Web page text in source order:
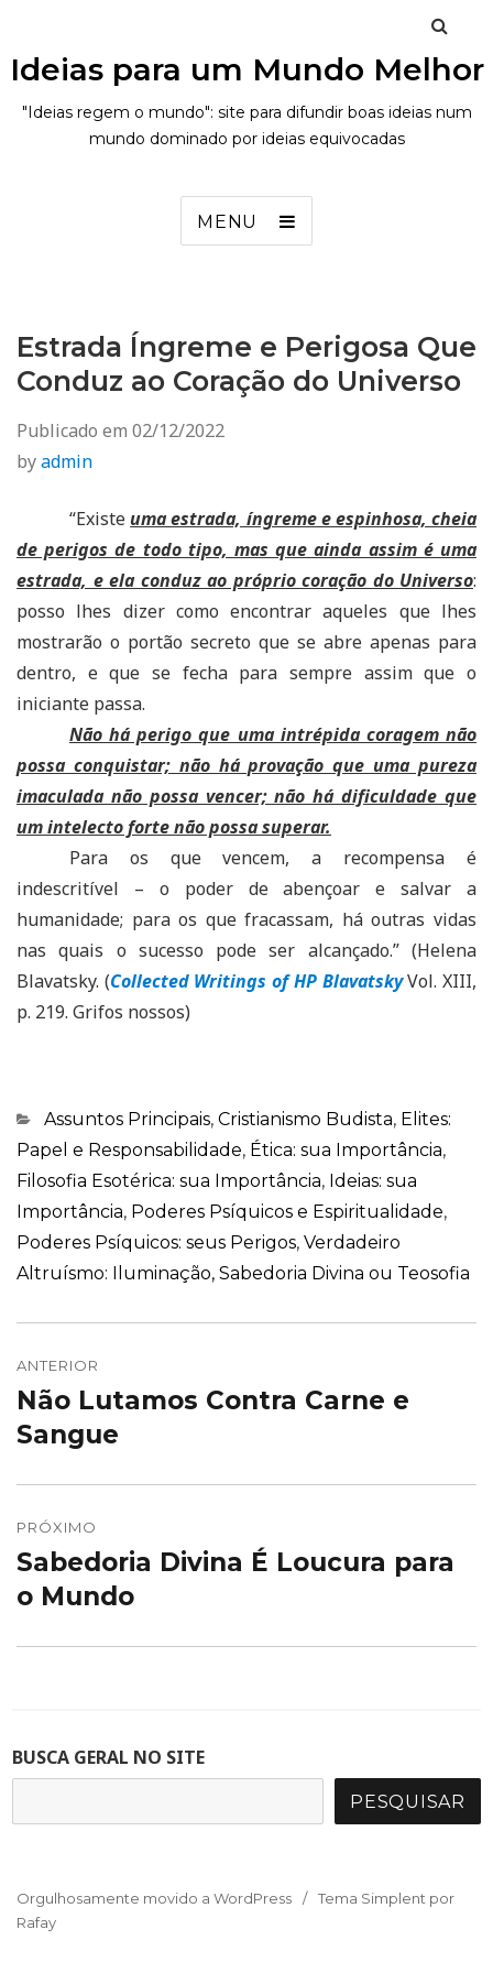
Ideias para um Mundo Melhor
"Ideias regem o mundo": site para difundir boas ideias num
mundo dominado por ideias equivocadas
MENU
Estrada Íngreme e Perigosa Que
Conduz ao Coração do Universo
Publicado em 02/12/2022
byadmin
“Existe uma estrada, íngreme e espinhosa, cheia
de perigos de todo tipo, mas que ainda assim é uma
estrada, e ela conduz ao próprio coração do Universo:
posso lhes dizer como encontrar aqueles que lhes
mostrarão o portão secreto que se abre apenas para
dentro, e que se fecha para sempre assim que o
iniciante passa.
Não há perigo que uma intrépida coragem não
possa conquistar; não há provação que uma pureza
imaculada não possa vencer; não há dificuldade que
um intelecto forte não possa superar.
Para os que vencem, a recompensa é
indescritível – o poder de abençoar e salvar a
humanidade; para os que fracassam, há outras vidas
nas quais o sucesso pode ser alcançado.” (Helena
Blavatsky. (Collected Writings of HP BlavatskyVol. XIII,
p. 219. Grifos nossos)
Categorias
Assuntos Principais, Cristianismo Budista, Elites:
Papel e Responsabilidade, Ética: sua Importância,
Filosofia Esotérica: sua Importância, Ideias: sua
Importância, Poderes Psíquicos e Espiritualidade,
Poderes Psíquicos: seus Perigos, Verdadeiro
Altruísmo: Iluminação, Sabedoria Divina ou Teosofia
de
Post
ANTERIOR
Post
anterior:
Não Lutamos Contra Carne e
Sangue
PRÓXIMO
Próximo
post:
Sabedoria Divina É Loucura para
o Mundo
BUSCA GERAL NO SITE
PESQUISAR
Orgulhosamente movido a WordPress
Tema Simplent por
Rafay